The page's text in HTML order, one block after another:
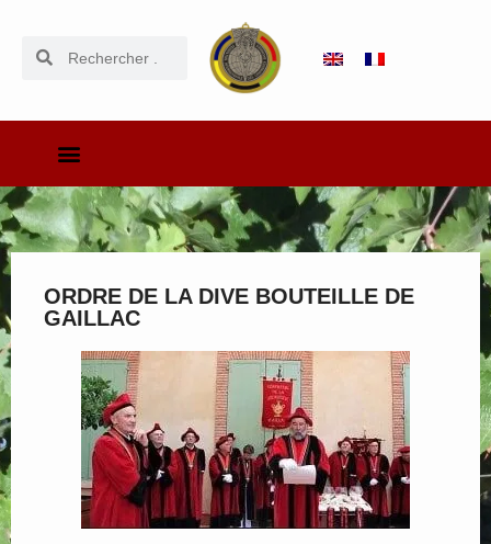
ORDRE DE LA DIVE BOUTEILLE DE
GAILLAC